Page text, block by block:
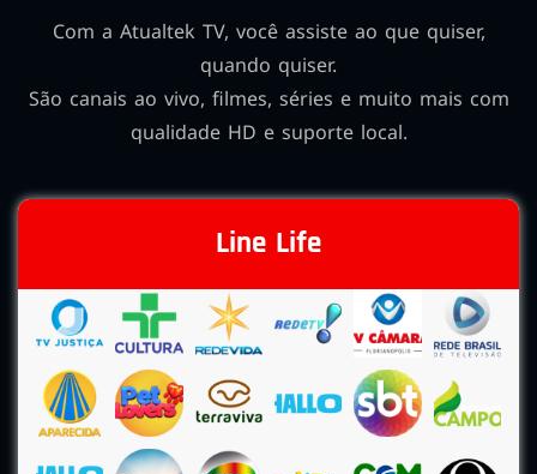
Com a Atualtek TV, você assiste ao que quiser,
quando quiser.
São canais ao vivo, filmes, séries e muito mais com
qualidade HD e suporte local.
Line Life